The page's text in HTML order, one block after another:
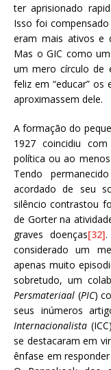
ter aprisionado
Isso foi
eram mais ativos e
Mas o GIC como
um mero círculo de
feliz em “educar” os
aproximassem dele.
A formação do
1927 coincidiu
política ou ao
Tendo
acordado de seu
silêncio contrastou
de Gorter na
graves doenças[32]
considerado um
apenas muito
sobretudo, um
Persmateriaal (PIC)
seus inúmeros
Internacionalista
se destacaram em
ênfase em